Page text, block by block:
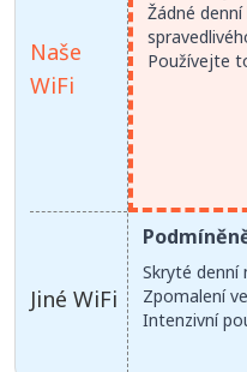
Naše
WiFi
Jiné WiFi
Žádné denní
Používejte
Skryté denní
Zpomalení
Intenzivní